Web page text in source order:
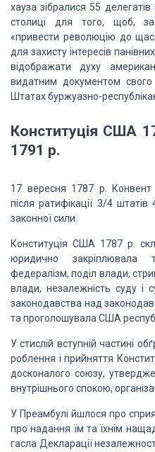
хауза зібралися 55
сто­лиці для того, щоб,
«привести рево­люцію до
для захисту інтересів
відображати духу
видатним документом
Штатах буржуазно-
Конституція США
1791 р.
17 вересня 1787 р. Конвент
після ратифікації 3/4
законної сили.
Конституція США 1787 р.
юридично закріплювала
федералізм, поділ влади,
влади, незалеж­ність суду і
законодавства над
та проголошувала США
У стислій вступній частині
роблення і прийняття
до­сконалого союзу,
внутріш­нього спокою,
У Преамбулі йшлося про
про надання їм та їхнім
гасла Декларації